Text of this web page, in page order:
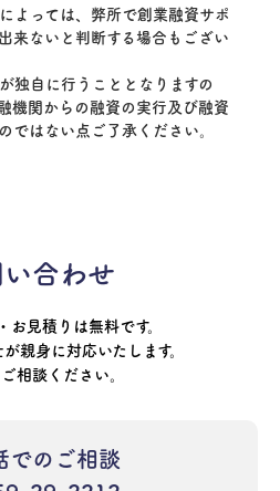
よっては、弊所で創業融資サポ
来ないと判断する場合もござい
独自に行うこととなりますの
機関からの融資の実行及び融資
ではない点ご了承ください。
い合わせ
お見積りは無料です。
親身に対応いたします。
相談ください。
でのご相談